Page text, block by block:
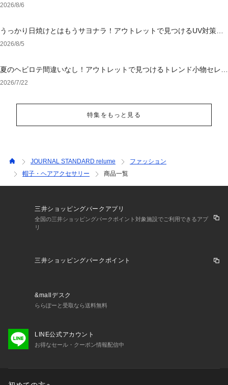
2026/8/6
うっかり日焼けとはもうサヨナラ！アウトレットで見つけるUV対策ウ
ェア
2026/8/5
夏のヘビロテ間違いなし！アウトレットで見つけるトレンド小物セレク
ション
2026/7/22
特集をもっと見る
JOURNAL STANDARD relume
ファッション
帽子・ヘアアクセサリー
商品一覧
三井ショッピングパークアプリ
全国の三井ショッピングパークポイント対象施設でご利用できるアプ
リ
三井ショッピングパークポイント
&mallデスク
ららぽーと受取なら送料無料
LINE公式アカウント
お得なセール・クーポン情報配信中